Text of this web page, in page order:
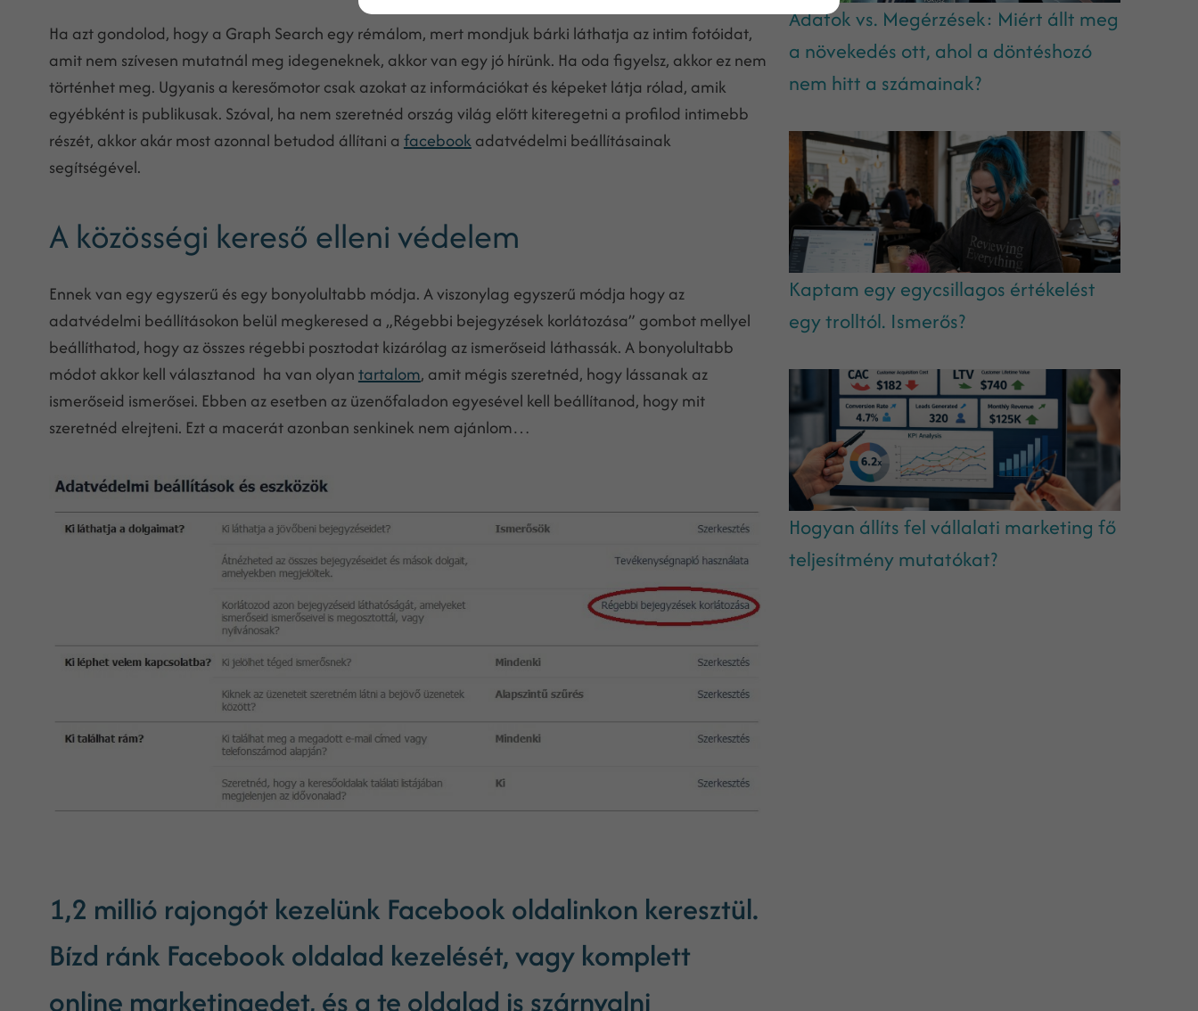
Ha azt gondolod, hogy a Graph Search egy rémálom, mert mondjuk bárki láthatja az intim fotóidat,
amit nem szívesen mutatnál meg idegeneknek, akkor van egy jó hírünk. Ha oda figyelsz, akkor ez nem
történhet meg. Ugyanis a keresőmotor csak azokat az információkat és képeket látja rólad, amik
egyébként is publikusak. Szóval, ha nem szeretnéd ország világ előtt kiteregetni a profilod intimebb
részét, akkor akár most azonnal betudod állítani a facebookadatvédelmi beállításainak
segítségével.
A közösségi kereső elleni védelem
Ennek van egy egyszerű és egy bonyolultabb módja. A viszonylag egyszerű módja hogy az
adatvédelmi beállításokon belül megkeresed a „Régebbi bejegyzések korlátozása” gombot mellyel
beállíthatod, hogy az összes régebbi posztodat kizárólag az ismerőseid láthassák. A bonyolultabb
módot akkor kell választanod ha van olyantartalom, amit mégis szeretnéd, hogy lássanak az
ismerőseid ismerősei. Ebben az esetben az üzenőfaladon egyesével kell beállítanod, hogy mit
szeretnéd elrejteni. Ezt a macerát azonban senkinek nem ajánlom…
1,2 millió rajongót kezelünk Facebook oldalinkon keresztül.
Bízd ránk Facebook oldalad kezelését, vagy komplett
online marketingedet, és a te oldalad is szárnyalni
Adatok vs. Megérzések: Miért állt meg
a növekedés ott, ahol a döntéshozó
nem hitt a számainak?
Kaptam egy egycsillagos értékelést
egy trolltól. Ismerős?
Hogyan állíts fel vállalati marketing fő
teljesítmény mutatókat?